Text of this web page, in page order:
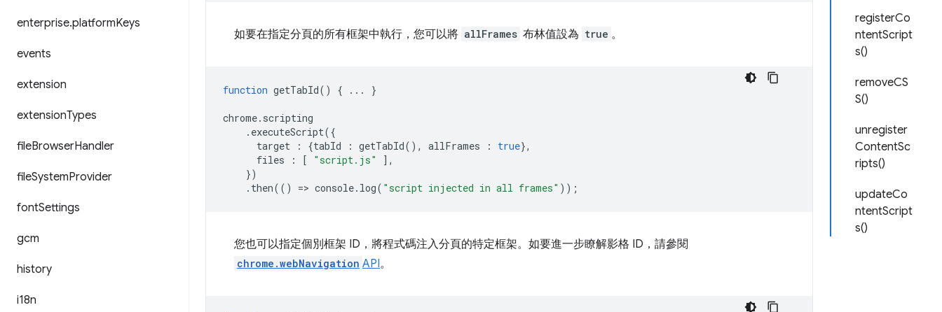
enterprise.platformKeys
events
extension
extensionTypes
fileBrowserHandler
fileSystemProvider
fontSettings
gcm
history
i18n
registerCo
ntentScript
s()
removeCS
S()
unregister
ContentSc
ripts()
updateCo
ntentScript
s()
如要在指定分頁的所有框架中執行，您可以將 allFrames 布林值設為 true 。
function getTabId() { ... }
chrome. scripting
. executeScript({
target
: {tabId : getTabId(), allFrames : true},
files
: [ "script.js"
],
})
. then(() => console. log( "script injected in all frames" ));
您也可以指定個別框架 ID，將程式碼注入分頁的特定框架。如要進一步瞭解影格 ID，請參閱
chrome.webNavigation API。